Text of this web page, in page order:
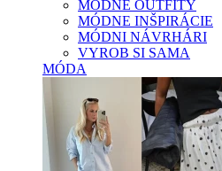
MÓDNE OUTFITY
MÓDNE INŠPIRÁCIE
MÓDNI NÁVRHÁRI
VYROB SI SAMA
MÓDA